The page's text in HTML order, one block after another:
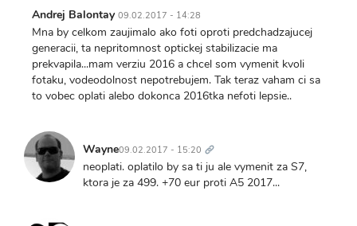
Andrej Balontay 09.02.2017 - 14:28
Mna by celkom zaujimalo ako foti oproti predchadzajucej
generacii, ta nepritomnost optickej stabilizacie ma
prekvapila...mam verziu 2016 a chcel som vymenit kvoli
fotaku, vodeodolnost nepotrebujem. Tak teraz vaham ci sa
to vobec oplati alebo dokonca 2016tka nefoti lepsie..
Wayne09.02.2017 - 15:20 odkaz
neoplati. oplatilo by sa ti ju ale vymenit za S7,
ktora je za 499. +70 eur proti A5 2017...